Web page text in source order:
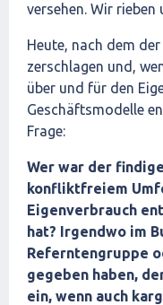
versehen. Wir rieben
Heute, nach dem
zerschlagen und,
über und für den
Geschäftsmodelle
Frage:
Wer war der
konfliktfreiem
Eigenverbrauch
hat? Irgendwo im
Referntengruppe
gegeben haben,
ein, wenn auch